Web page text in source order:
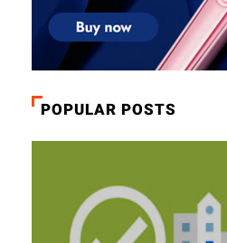
POPULAR POSTS